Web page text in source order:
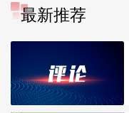
最新推荐